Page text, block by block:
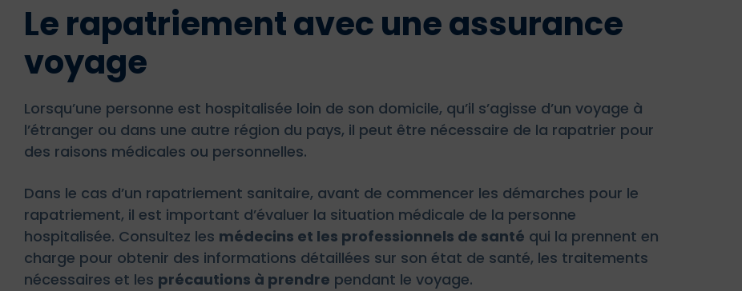
Le rapatriement avec une assurance
voyage
Lorsqu’une personne est hospitalisée loin de son domicile, qu’il s’agisse d’un voyage à
l’étranger ou dans une autre région du pays, il peut être nécessaire de la rapatrier pour
des raisons médicales ou personnelles.
Dans le cas d’un rapatriement sanitaire, avant de commencer les démarches pour le
rapatriement, il est important d’évaluer la situation médicale de la personne
hospitalisée. Consultez les médecins et les professionnels de santé qui la prennent en
charge pour obtenir des informations détaillées sur son état de santé, les traitements
nécessaires et les précautions à prendre pendant le voyage.